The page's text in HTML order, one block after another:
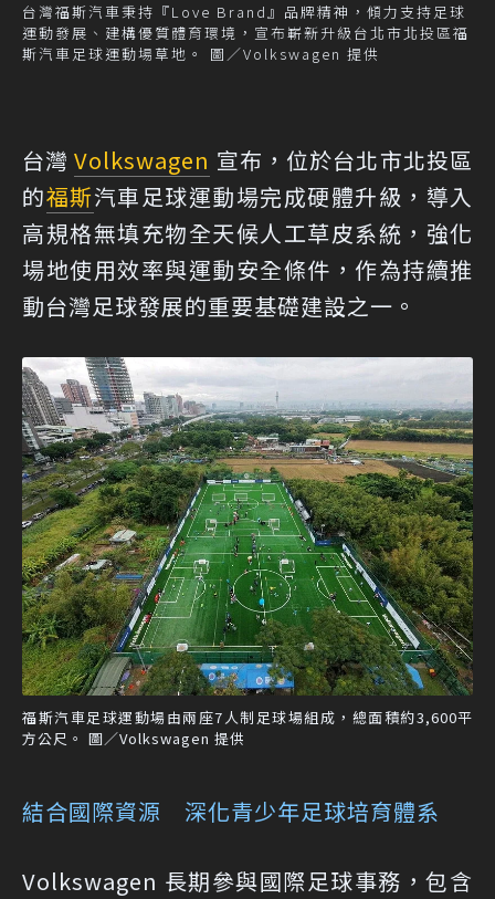
台灣福斯汽車秉持『Love Brand』品牌精神，傾力支持足球
運動發展、建構優質體育環境，宣布嶄新升級台北市北投區福
斯汽車足球運動場草地。 圖／Volkswagen 提供
台灣Volkswagen 宣布，位於台北市北投區
的福斯汽車足球運動場完成硬體升級，導入
高規格無填充物全天候人工草皮系統，強化
場地使用效率與運動安全條件，作為持續推
動台灣足球發展的重要基礎建設之一。
福斯汽車足球運動場由兩座7人制足球場組成，總面積約3,600平
方公尺。 圖／Volkswagen 提供
結合國際資源 深化青少年足球培育體系
Volkswagen 長期參與國際足球事務，包含